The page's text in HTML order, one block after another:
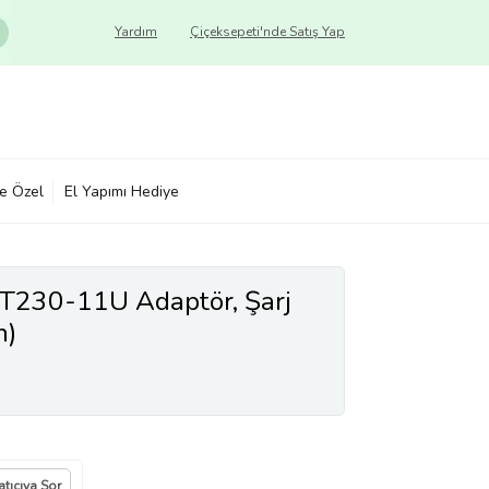
Çiçeksepeti'nde Satış Yap
Yardım
Özel El Yapımı Hediye
11U Adaptör, Şarj